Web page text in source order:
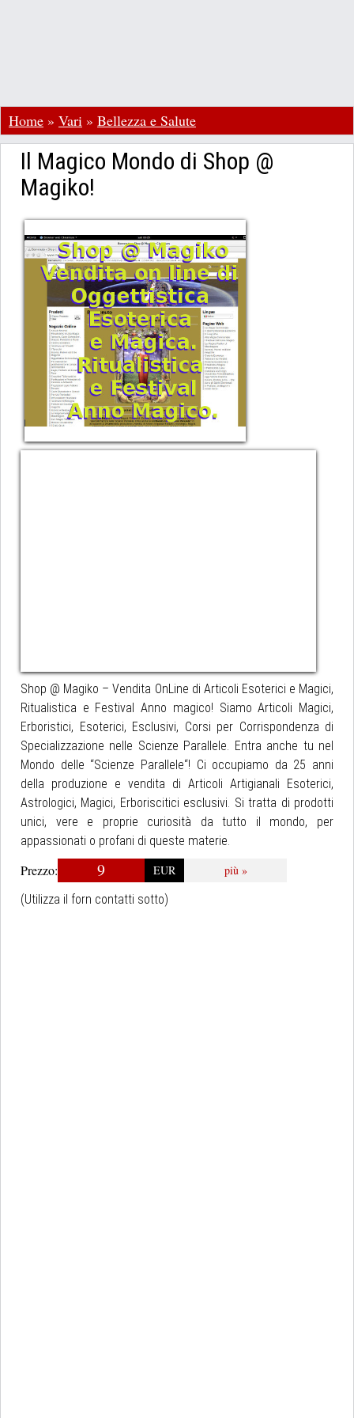
Home » Vari » Bellezza e Salute
Il Magico Mondo di Shop @
Magiko!
Shop @ Magiko – Vendita OnLine di Articoli Esoterici e Magici,
Ritualistica e Festival Anno magico! Siamo Articoli Magici,
Erboristici, Esoterici, Esclusivi, Corsi per Corrispondenza di
Specializzazione nelle Scienze Parallele. Entra anche tu nel
Mondo delle “Scienze Parallele“! Ci occupiamo da 25 anni
della produzione e vendita di Articoli Artigianali Esoterici,
Astrologici, Magici, Erboriscitici esclusivi. Si tratta di prodotti
unici, vere e proprie curiosità da tutto il mondo, per
appassionati o profani di queste materie.
Prezzo: 9 EUR
più »
(Utilizza il forn contatti sotto)